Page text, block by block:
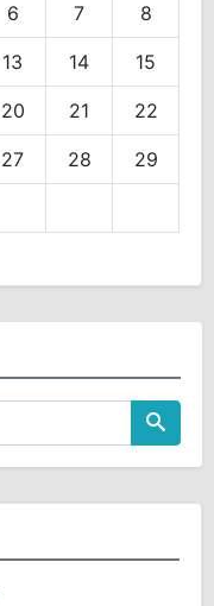
6 7 8
13 14 15
20 21 22
27 28 29